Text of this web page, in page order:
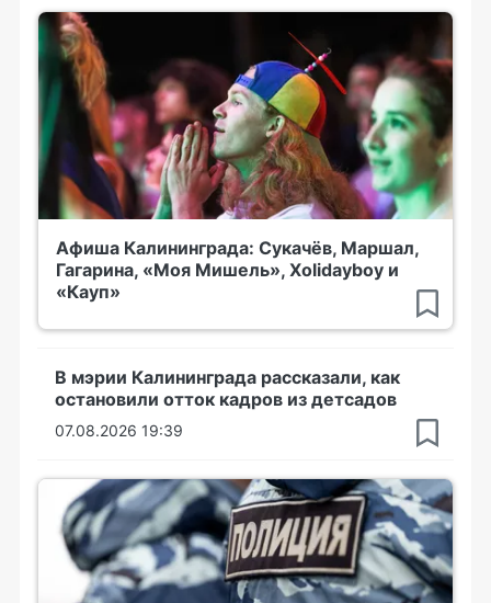
Афиша Калининграда: Сукачёв, Маршал,
Гагарина, «Моя Мишель», Xolidayboy и
«Кауп»
В мэрии Калининграда рассказали, как
остановили отток кадров из детсадов
07.08.2026 19:39